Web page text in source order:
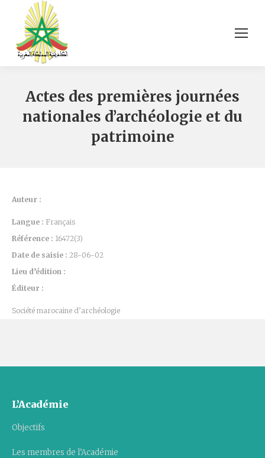
Actes des premières journées
nationales d’archéologie et du
patrimoine
Auteur :
Langue : Français
Référence : 16472(3)
Date de saisie : 28-06-02
Lieu d’édition :
Éditeur :
Société marocaine d’archéologie
L’Académie
Objectifs
Les membres de l’Académie